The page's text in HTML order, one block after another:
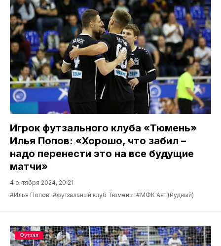
Игрок футзального клуба «Тюмень»
Илья Попов: «Хорошо, что забил –
надо перенести это на все будущие
матчи»
4 октября 2024, 20:21
#Илья Попов #футзальный клуб Тюмень #МФК Аят (Рудный)
Футзал